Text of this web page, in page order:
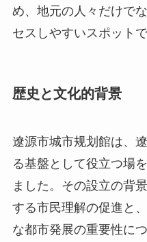
遼源市城市规划館は、
する市民理解の促進と
があります。遼源市は
してきた歴史があり、
革新により新たな都市
す。